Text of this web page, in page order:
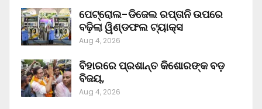
ପେଟ୍ରୋଲ-ଡିଜେଲ ରପ୍ତାନି ଉପରେ
ବଢ଼ିଲା ୱିଣ୍ଡଫଲ ଟ୍ୟାକ୍ସ
Aug 4, 2026
ବିହାରରେ ପ୍ରଶାନ୍ତ କିଶୋରଙ୍କ ବଡ଼
ବିଜୟ,
Aug 4, 2026